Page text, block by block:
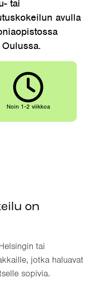
tai
avulla
Noin 1-2 viikkoa
on
tai
jotka haluavat
sopivia.